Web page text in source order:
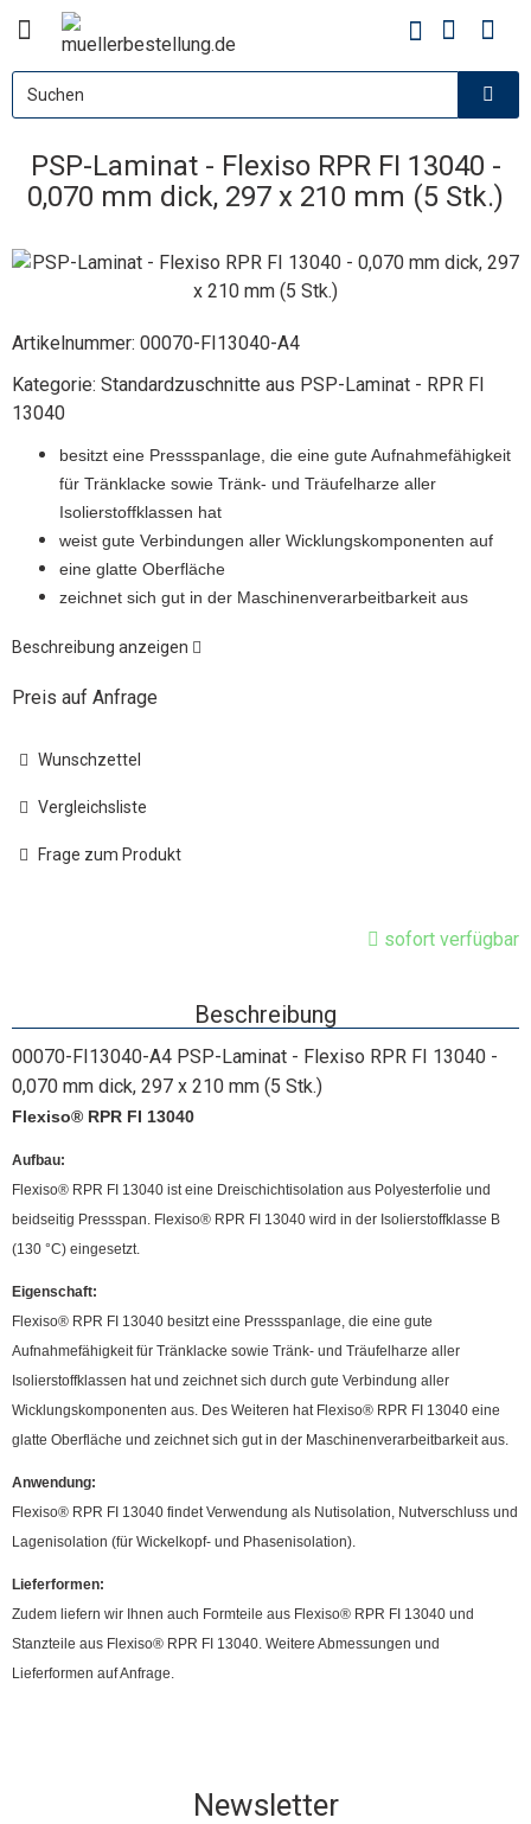
PSP-Laminat - Flexiso RPR FI 13040 -
0,070 mm dick, 297 x 210 mm (5 Stk.)
Artikelnummer: 00070-FI13040-A4
Kategorie: Standardzuschnitte aus PSP-Laminat - RPR FI
13040
besitzt eine Pressspanlage, die eine gute Aufnahmefähigkeit
für Tränklacke sowie Tränk- und Träufelharze aller
Isolierstoffklassen hat
weist gute Verbindungen aller Wicklungskomponenten auf
eine glatte Oberfläche
zeichnet sich gut in der Maschinenverarbeitbarkeit aus
Beschreibung anzeigen
Preis auf Anfrage
Wunschzettel
Vergleichsliste
Frage zum Produkt
sofort verfügbar
Beschreibung
00070-FI13040-A4 PSP-Laminat - Flexiso RPR FI 13040 -
0,070 mm dick, 297 x 210 mm (5 Stk.)
Flexiso® RPR FI 13040
Aufbau:
Flexiso® RPR FI 13040 ist eine Dreischichtisolation aus Polyesterfolie und
beidseitig Pressspan. Flexiso® RPR FI 13040 wird in der Isolierstoffklasse B
(130 °C) eingesetzt.
Eigenschaft:
Flexiso® RPR FI 13040 besitzt eine Pressspanlage, die eine gute
Aufnahmefähigkeit für Tränklacke sowie Tränk- und Träufelharze aller
Isolierstoffklassen hat und zeichnet sich durch gute Verbindung aller
Wicklungskomponenten aus. Des Weiteren hat Flexiso® RPR FI 13040 eine
glatte Oberfläche und zeichnet sich gut in der Maschinenverarbeitbarkeit aus.
Anwendung:
Flexiso® RPR FI 13040 findet Verwendung als Nutisolation, Nutverschluss und
Lagenisolation (für Wickelkopf- und Phasenisolation).
Lieferformen:
Zudem liefern wir Ihnen auch Formteile aus Flexiso® RPR FI 13040 und
Stanzteile aus Flexiso® RPR FI 13040. Weitere Abmessungen und
Lieferformen auf Anfrage.
Newsletter